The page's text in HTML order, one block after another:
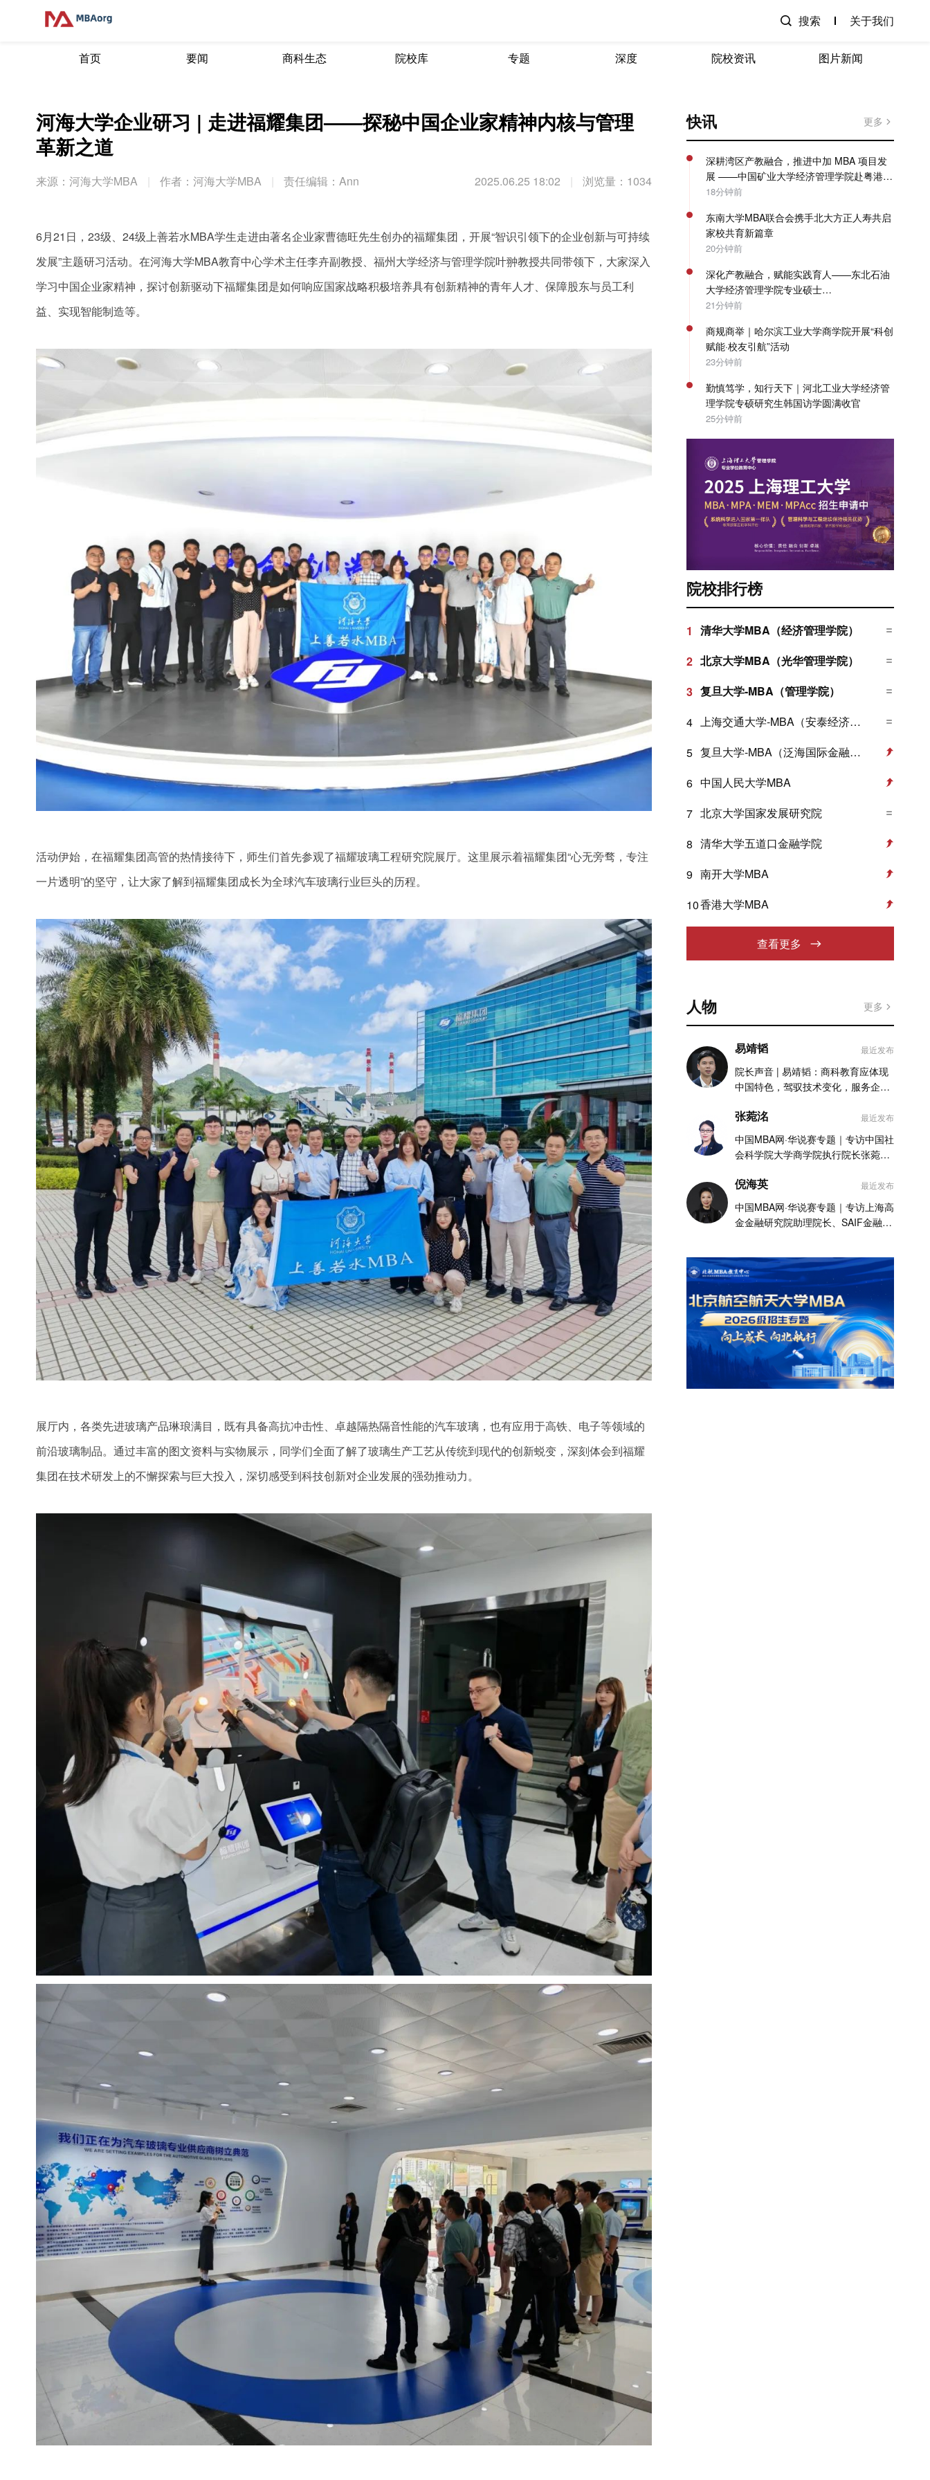
搜索 关于我们
首页 要闻 商科生态 院校库 专题 深度 院校资讯 图片新闻
河海大学企业研习 | 走进福耀集团——探秘中国企业家精神内核与管理
革新之道
来源：河海大学MBA 作者：河海大学MBA 责任编辑：Ann 2025.06.25 18:02 浏览量：1034
6月21日，23级、24级上善若水MBA学生走进由著名企业家曹德旺先生创办的福耀集团，开展“智识引领下的企业创新与可持续
发展”主题研习活动。在河海大学MBA教育中心学术主任李卉副教授、福州大学经济与管理学院叶翀教授共同带领下，大家深入
学习中国企业家精神，探讨创新驱动下福耀集团是如何响应国家战略积极培养具有创新精神的青年人才、保障股东与员工利
益、实现智能制造等。
活动伊始，在福耀集团高管的热情接待下，师生们首先参观了福耀玻璃工程研究院展厅。这里展示着福耀集团“心无旁骛，专注
一片透明”的坚守，让大家了解到福耀集团成长为全球汽车玻璃行业巨头的历程。
展厅内，各类先进玻璃产品琳琅满目，既有具备高抗冲击性、卓越隔热隔音性能的汽车玻璃，也有应用于高铁、电子等领域的
前沿玻璃制品。通过丰富的图文资料与实物展示，同学们全面了解了玻璃生产工艺从传统到现代的创新蜕变，深刻体会到福耀
集团在技术研发上的不懈探索与巨大投入，深切感受到科技创新对企业发展的强劲推动力。
快讯 更多
深耕湾区产教融合，推进中加 MBA 项目发
展 ——中国矿业大学经济管理学院赴粤港澳
开展专项走访调研
18分钟前
东南大学MBA联合会携手北大方正人寿共启
家校共育新篇章
20分钟前
深化产教融合，赋能实践育人——东北石油
大学经济管理学院专业硕士
（MBA/MPAcc）系列教学活动圆满收官
21分钟前
商规商举｜哈尔滨工业大学商学院开展“科创
赋能·校友引航”活动
23分钟前
勤慎笃学，知行天下｜河北工业大学经济管
理学院专硕研究生韩国访学圆满收官
25分钟前
院校排行榜
1
清华大学MBA（经济管理学院）
2 北京大学MBA（光华管理学院）
3 复旦大学-MBA（管理学院）
4
上海交通大学-MBA（安泰经济与管理学院）
5
复旦大学-MBA（泛海国际金融学院）
6 中国人民大学MBA
7 北京大学国家发展研究院
8 清华大学五道口金融学院
9 南开大学MBA
10香港大学MBA
查看更多
人物 更多
易靖韬 最近发布
院长声音 | 易靖韬：商科教育应体现
中国特色，驾驭技术变化，服务企业
张菀洺 最近发布
中国MBA网·华说赛专题｜专访中国社
会科学院大学商学院执行院长张菀洺
倪海英 最近发布
中国MBA网·华说赛专题｜专访上海高
金金融研究院助理院长、SAIF金融